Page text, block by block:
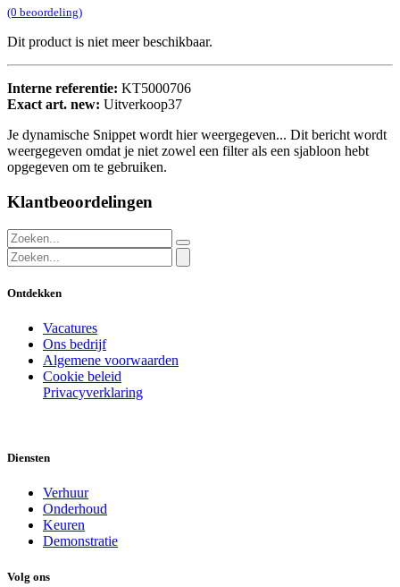
(0 beoordeling)
Dit product is niet meer beschikbaar.
Interne referentie: KT5000706
Exact art. new: Uitverkoop37
Je dynamische Snippet wordt hier weergegeven... Dit bericht wordt
weergegeven omdat je niet zowel een filter als een sjabloon hebt
opgegeven om te gebruiken.
Klantbeoordelingen
Ontdekken
Vacatures
Ons bedrijf
Algemene voorwaarden
Cookie beleid
Privacyverklaring
Diensten
Verhuur
Onderhoud
Keuren
Demonstratie
Volg ons